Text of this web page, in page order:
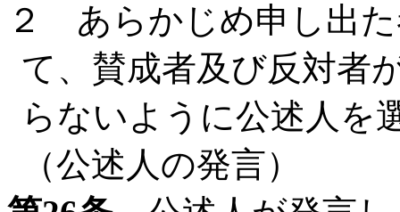
２ あらかじめ申し出
て、賛成者及び反対者
らないように公述人を
（公述人の発言）